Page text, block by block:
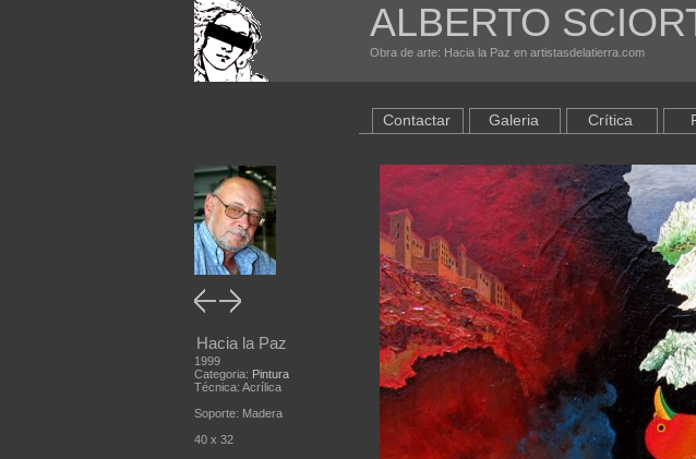
ALBERTO
Obra de arte: Hacia la Paz en artistasdelatierra.com
Hacia la Paz
1999
Categoria: Pintura
Técnica: Acrílica
Soporte: Madera
40 x 32
Contactar Galeria Crítica